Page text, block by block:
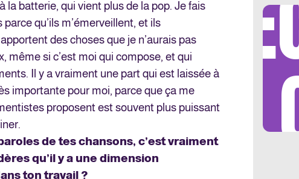
la batterie, qui vient plus de la pop. Je fais
qu’ils m’émerveillent, et ils
des choses que je n’aurais pas
même si c’est moi qui compose, et qui
Il y a vraiment une part qui est laissée à
importante pour moi, parce que ça me
proposent est souvent plus puissant
de tes chansons, c’est vraiment
qu’il y a une dimension
ton travail ?
LES